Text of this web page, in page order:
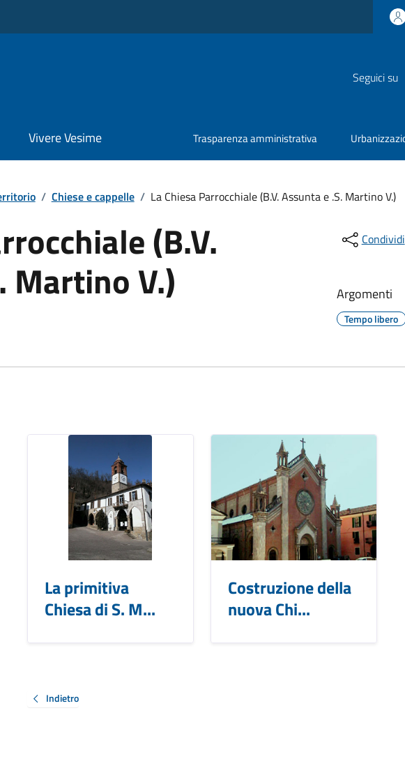
Seguici su
Vivere Vesime Trasparenza amministrativa
/ Chiese e cappelle / La Chiesa Parrocchiale (B.V. Assunta e .S. Martino V.)
(B.V.
Martino V.)
Condividi
Argomenti
Tempo libero
La primitiva
Chiesa di S. M...
Costruzione della
nuova Chi...
Indietro